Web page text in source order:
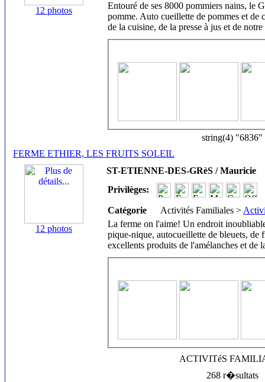
12 photos
Entouré de ses 8000 pommiers nains, le
pomme. Auto cueillette de pommes et de
de la cuisine, de la presse à jus et de
string(4) "6836"
FERME ETHIER, LES FRUITS SOLEIL
12 photos
ST-ETIENNE-DES-GRèS / Mauricie
Privilèges:
Catégorie Activités Familiales >
La ferme on l'aime! Un endroit
pique-nique, autocueillette de bleuets, de
excellents produits de l'amélanches et de
ACTIVITéS
268 r�sultats